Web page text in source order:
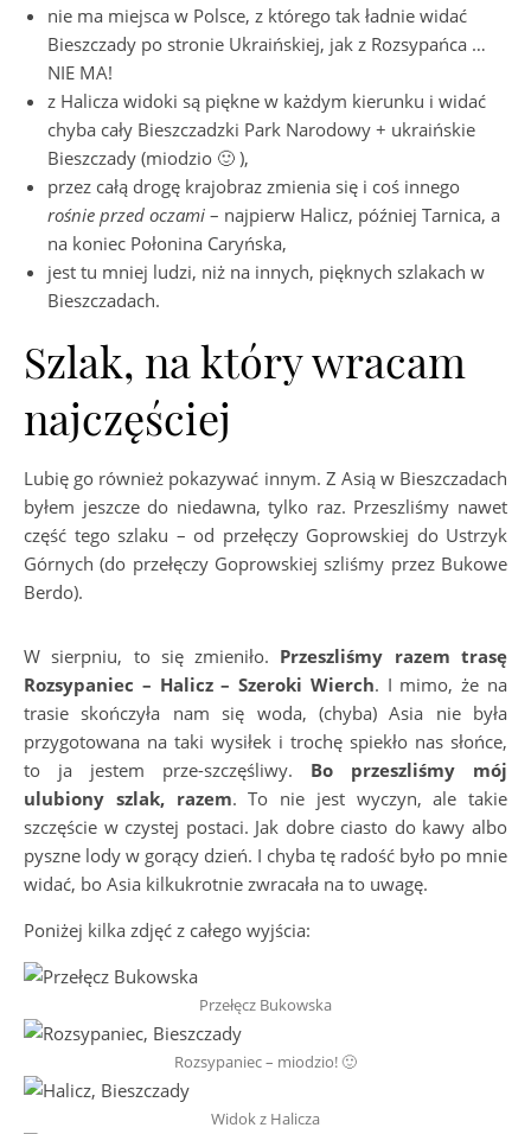
nie ma miejsca w Polsce, z którego tak ładnie widać
Bieszczady po stronie Ukraińskiej, jak z Rozsypańca …
NIE MA!
z Halicza widoki są piękne w każdym kierunku i widać
chyba cały Bieszczadzki Park Narodowy + ukraińskie
Bieszczady (miodzio 🙂 ),
przez całą drogę krajobraz zmienia się i coś innego
rośnie przed oczami – najpierw Halicz, później Tarnica, a
na koniec Połonina Caryńska,
jest tu mniej ludzi, niż na innych, pięknych szlakach w
Bieszczadach.
Szlak, na który wracam
najczęściej
Lubię go również pokazywać innym. Z Asią w Bieszczadach
byłem jeszcze do niedawna, tylko raz. Przeszliśmy nawet
część tego szlaku – od przełęczy Goprowskiej do Ustrzyk
Górnych (do przełęczy Goprowskiej szliśmy przez Bukowe
Berdo).
W sierpniu, to się zmieniło. Przeszliśmy razem trasę
Rozsypaniec – Halicz – Szeroki Wierch. I mimo, że na
trasie skończyła nam się woda, (chyba) Asia nie była
przygotowana na taki wysiłek i trochę spiekło nas słońce,
to ja jestem prze-szczęśliwy. Bo przeszliśmy mój
ulubiony szlak, razem. To nie jest wyczyn, ale takie
szczęście w czystej postaci. Jak dobre ciasto do kawy albo
pyszne lody w gorący dzień. I chyba tę radość było po mnie
widać, bo Asia kilkukrotnie zwracała na to uwagę.
Poniżej kilka zdjęć z całego wyjścia:
Przełęcz Bukowska
Rozsypaniec – miodzio! 🙂
Widok z Halicza